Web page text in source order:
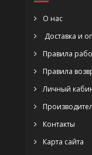
О нас
Доставка и
Правила
Правила
Личный
Контакты
Карта сайта